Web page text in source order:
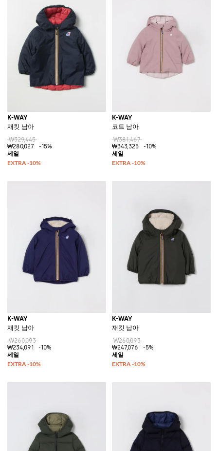
K-WAY
재킷 남아
₩329,445
₩280,027
-15%
K-WAY
코트 남아
₩381,467
₩343,325
-10%
K-WAY
재킷 남아
₩260,093
₩234,091
-10%
K-WAY
재킷 남아
₩260,093
₩247,076
-5%